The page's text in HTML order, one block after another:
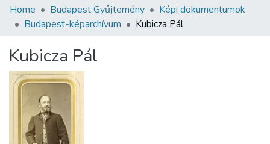
Communities & Collections
Statistics
About us
Home Budapest Gyűjtemény
Képi dokumentumok
Budapest-képarchívum
Kubicza Pál
Kubicza Pál